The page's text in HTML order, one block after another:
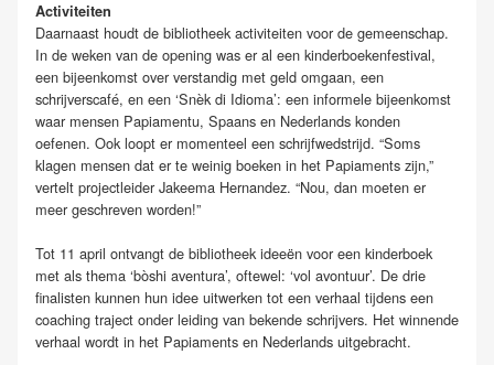
Activiteiten
Daarnaast houdt de bibliotheek activiteiten voor de gemeenschap.
In de weken van de opening was er al een kinderboekenfestival,
een bijeenkomst over verstandig met geld omgaan, een
schrijverscafé, en een ‘Snèk di Idioma’: een informele bijeenkomst
waar mensen Papiamentu, Spaans en Nederlands konden
oefenen. Ook loopt er momenteel een schrijfwedstrijd. “Soms
klagen mensen dat er te weinig boeken in het Papiaments zijn,”
vertelt projectleider Jakeema Hernandez. “Nou, dan moeten er
meer geschreven worden!”
Tot 11 april ontvangt de bibliotheek ideeën voor een kinderboek
met als thema ‘bòshi aventura’, oftewel: ‘vol avontuur’. De drie
finalisten kunnen hun idee uitwerken tot een verhaal tijdens een
coaching traject onder leiding van bekende schrijvers. Het winnende
verhaal wordt in het Papiaments en Nederlands uitgebracht.